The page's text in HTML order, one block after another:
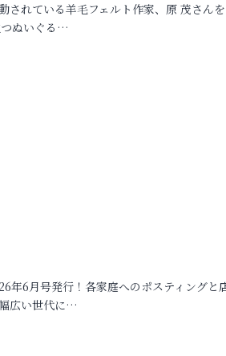
されている羊毛フェルト作家、原 茂さん
ぬいぐる…
年6月号発行！各家庭へのポスティングと
広い世代に…